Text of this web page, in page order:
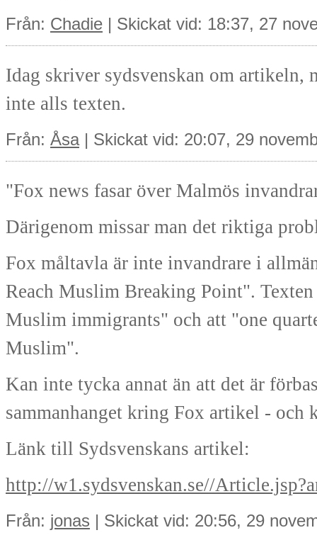
Från: Chadie | Skickat vid: 18:37, 27
Idag skriver sydsvenskan om artikeln,
inte alls texten.
Från: Åsa| Skickat vid: 20:07, 29
"Fox news fasar över Malmös
Därigenom missar man det riktiga
Fox måltavla är inte invandrare i
Reach Muslim Breaking Point".
Muslim immigrants" och att "one
Muslim".
Kan inte tycka annat än att det är
sammanhanget kring Fox artikel - och
Länk till Sydsvenskans artikel:
http://w1.sydsvenskan.se//
Från: jonas | Skickat vid: 20:56, 29